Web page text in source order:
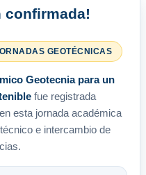
confirmada!
GEOTÉCNICAS
Geotecnia para un
fue registrada
esta jornada académica
e intercambio de